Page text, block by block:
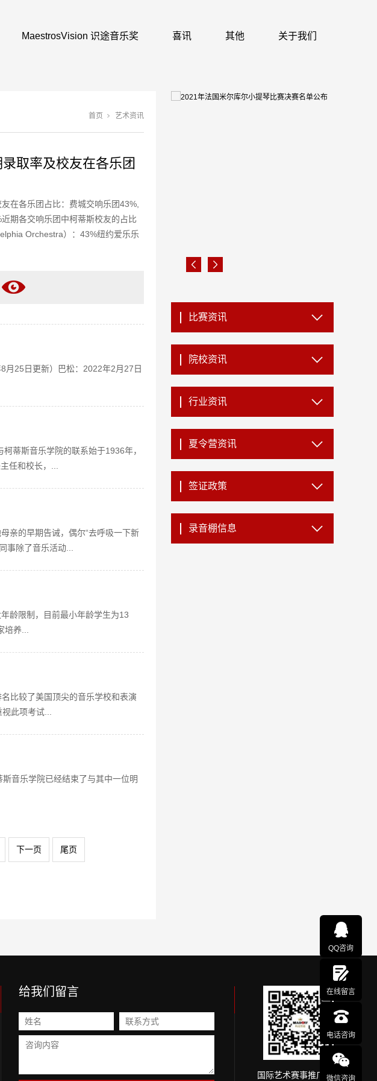
MaestrosVision 识途音乐奖 喜讯 其他 关于我们
首页 艺术资讯
取率及校友在各乐团
在各乐团占比：费城交响乐团43%,
期各交响乐团中柯蒂斯校友的占比
Orchestra）：43%纽约爱乐乐
月25日更新）巴松：2022年2月27日
蒂斯音乐学院的联系始于1936年，
任和校长，...
亲的早期告诫，偶尔“去呼吸一下新
事除了音乐活动...
龄限制，目前最小年龄学生为13
养...
比较了美国顶尖的音乐学校和表演
此项考试...
音乐学院已经结束了与其中一位明
下一页 尾页
比赛资讯
院校资讯
行业资讯
夏令营资讯
签证政策
录音棚信息
给我们留言
国际艺术赛事推广网
QQ咨询
在线留言
电话咨询
微信咨询